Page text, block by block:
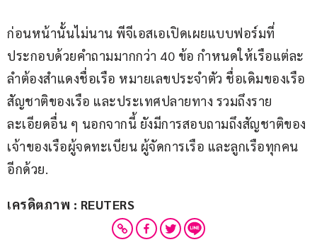
ก่อนหน้านั้นไม่นาน พีจีเอสเอเปิดเผยแบบฟอร์มที่
ประกอบด้วยคำถามมากกว่า 40 ข้อ กำหนดให้เรือแต่ละ
ลำต้องสำแดงชื่อเรือ หมายเลขประจำตัว ชื่อเดิมของเรือ
สัญชาติของเรือ และประเทศปลายทาง รวมถึงราย
ละเอียดอื่น ๆ นอกจากนี้ ยังมีการสอบถามถึงสัญชาติของ
เจ้าของเรือผู้จดทะเบียน ผู้จัดการเรือ และลูกเรือทุกคน
อีกด้วย.
เครดิตภาพ : REUTERS